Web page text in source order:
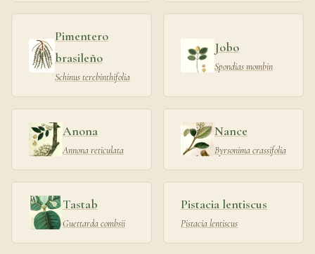
Pimentero
brasileño
Schinus terebinthifolia
Jobo
Spondias mombin
Anona
Annona reticulata
Nance
Byrsonima crassifolia
Tastab
Guettarda combsii
Pistacia lentiscus
Pistacia lentiscus